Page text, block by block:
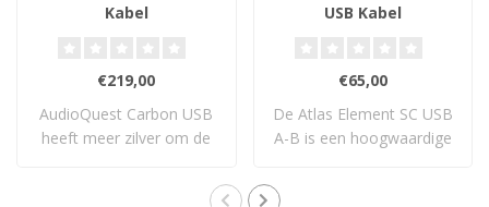
Kabel
€219,00
AudioQuest Carbon USB
heeft meer zilver om de
USB Kabel
€65,00
De Atlas Element SC USB
A-B is een hoogwaardige